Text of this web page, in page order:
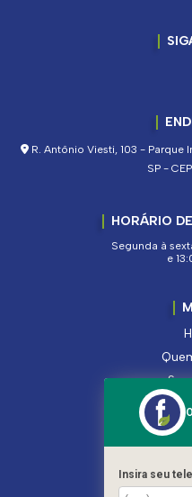
R. Antônio Viesti, 103 -
SP -
HORÁRIO
Segunda à
e
Insira seu